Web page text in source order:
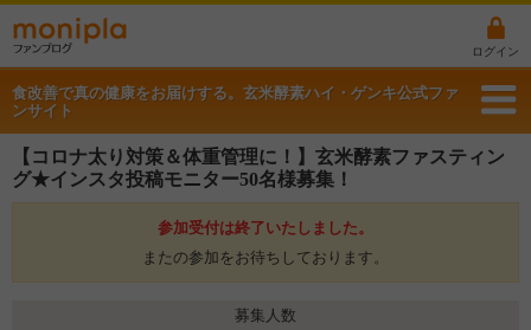
ログイン
食改善で真の健康をお届けする。玄米酵素ハイ・ゲンキ公式ファ
ンサイト
【コロナ太り対策＆体重管理に！】玄米酵素ファスティン
グ★インスタ投稿モニター50名様募集！
参加受付は終了いたしました。
またの参加をお待ちしております。
募集人数